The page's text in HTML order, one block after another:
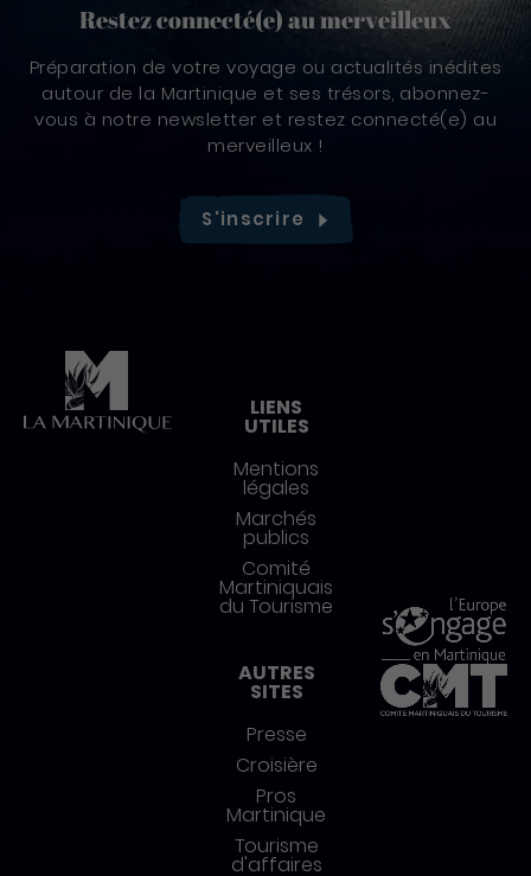
Restez connecté(e) au merveilleux
Préparation de votre voyage ou actualités inédites
autour de la Martinique et ses trésors, abonnez-
vous à notre newsletter et restez connecté(e) au
merveilleux !
S'inscrire
LIENS
UTILES
Mentions
légales
Marchés
publics
Comité
Martiniquais
du Tourisme
AUTRES
SITES
Presse
Croisière
Pros
Martinique
Tourisme
d'affaires